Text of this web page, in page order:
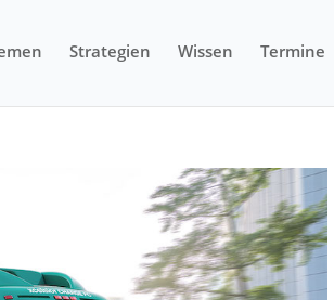
Strategien Wissen Termine